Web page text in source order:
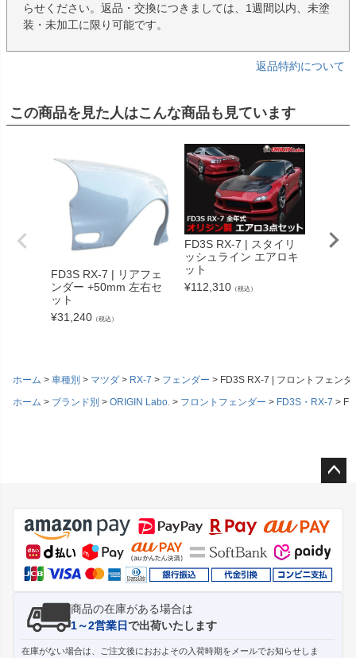
らせください。返品・交換につきましては、1週間以内、未塗
装・未加工に限り可能です。
返品特約について
この商品を見た人はこんな商品も見ています
FD3S RX-7 | リアフェ
ンダー +50mm 左右セ
ット
¥31,240 （税込）
FD3S RX-7 | スタイリ
ッシュライン エアロキ
ット
¥112,310 （税込）
FD3S
ホーム 車種別 マツダ RX-7 フェンダー
FD3S RX-7 | フロントフェン
ホーム
ブランド別 ORIGIN Labo. フロントフェンダー FD3S・RX-7
ジト
ップ
へ
商品の在庫がある場合は
1～2営業日で出荷いたします
在庫がない場合は、ご注文後におおよその入荷時期をメールでお知らせしま